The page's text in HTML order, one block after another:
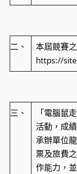
二、
本屆競賽
https://
三、
「電腦鼠
活動，成
承辦單位
票及旅費
作能力，